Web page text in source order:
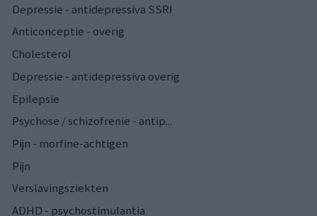
Depressie - antidepressiva SSRI
Anticonceptie - overig
Cholesterol
Depressie - antidepressiva overig
Epilepsie
Psychose / schizofrenie - antip...
Pijn - morfine-achtigen
Pijn
Verslavingsziekten
ADHD - psychostimulantia